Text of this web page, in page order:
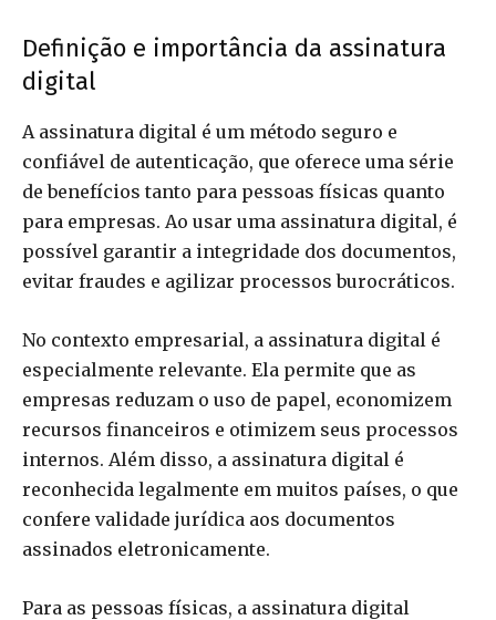
Definição e importância da assinatura
digital
A assinatura digital é um método seguro e
confiável de autenticação, que oferece uma série
de benefícios tanto para pessoas físicas quanto
para empresas. Ao usar uma assinatura digital, é
possível garantir a integridade dos documentos,
evitar fraudes e agilizar processos burocráticos.
No contexto empresarial, a assinatura digital é
especialmente relevante. Ela permite que as
empresas reduzam o uso de papel, economizem
recursos financeiros e otimizem seus processos
internos. Além disso, a assinatura digital é
reconhecida legalmente em muitos países, o que
confere validade jurídica aos documentos
assinados eletronicamente.
Para as pessoas físicas, a assinatura digital